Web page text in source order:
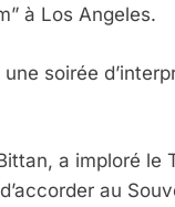
à Los Angeles.
soirée
a imploré le
au